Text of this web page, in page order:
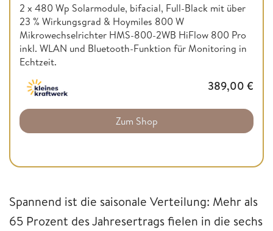
2 x 480 Wp Solarmodule, bifacial, Full-Black mit über
23 % Wirkungsgrad & Hoymiles 800 W
Mikrowechselrichter HMS-800-2WB HiFlow 800 Pro
inkl. WLAN und Bluetooth-Funktion für Monitoring in
Echtzeit.
389,00 €
Zum Shop
Spannend ist die saisonale Verteilung: Mehr als
65 Prozent des Jahresertrags fielen in die sechs